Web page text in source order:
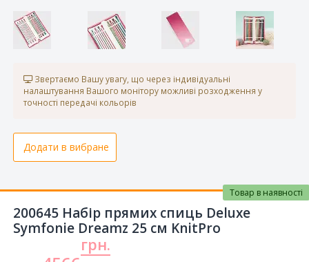
Звертаємо Вашу увагу, що через індивідуальні
налаштування Вашого монітору можливі розходження у
точності передачі кольорів
Додати в вибране
200645 Набір прямих спиць Deluxe
Symfonie Dreamz 25 см KnitPro
Товар в наявності
грн.